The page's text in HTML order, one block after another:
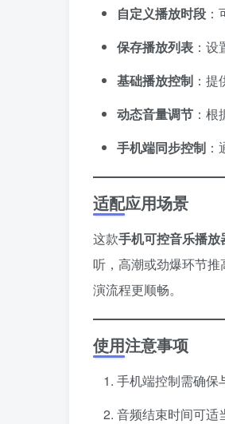
自定义播放时段
保存播放列表 ：
基础播放控制 ：
动态音量调节 ：
手机端同步控制
适配应用场景
这款手机可控音乐播放
听，高潮或劲爆环节
演流程更顺畅。
使用注意事项
手机端控制需确保
音频结束时间可适